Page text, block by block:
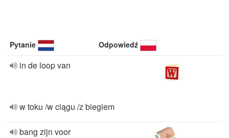
Pytanie Odpowiedź
in de loop van
w toku /w ciągu /z biegiem
bang zijn voor